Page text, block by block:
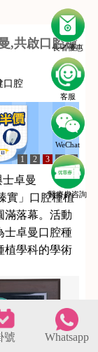
長者優惠
客服
WeChat
醫療劵咨詢
,共啟口腔種
口腔
1 2 3 4 5
卓曼
實」口腔種植
滿落幕。活動
士卓曼口腔種
植學科的學術
號 Whatsapp